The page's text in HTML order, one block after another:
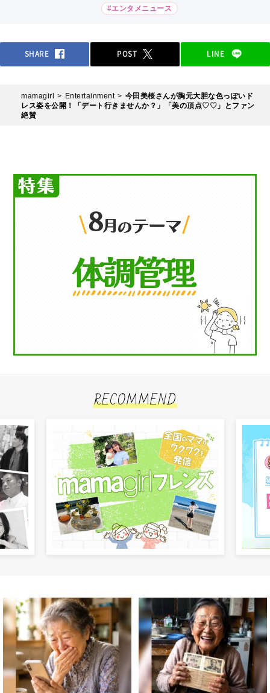
#エンタメニュース
SHARE POST LINE
mamagirl Entertainment
今田美桜さんが胸元大胆な色っぽいド
レス姿を公開！「デート行きませんか？」「美の頂点♡♡」とファン
絶賛
RECOMMEND